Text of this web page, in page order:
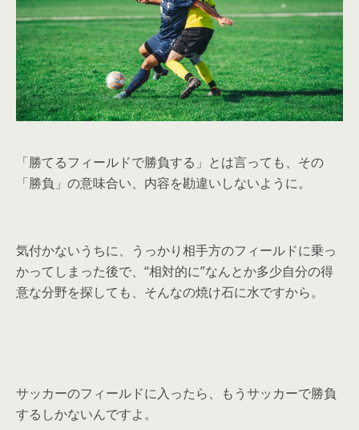
「勝てるフィールドで勝負する」とは言っても、その
「勝負」の意味合い、内容を勘違いしないように。
気付かないうちに、うっかり相手方のフィールドに乗っ
かってしまった後で、“相対的に”なんとか多少自分の得
意な分野を探しても、そんなの焼け石に水ですから。
サッカーのフィールドに入ったら、もうサッカーで勝負
するしかないんですよ。